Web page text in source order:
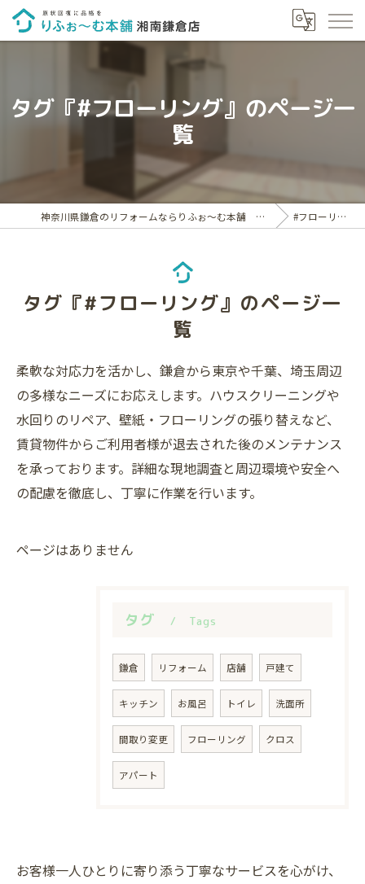
タグ『#フローリング』のページ一
覧
神奈川県鎌倉のリフォームならりふぉ～む本舗 湘南鎌倉店 #フローリング
タグ『#フローリング』のページ一
覧
柔軟な対応力を活かし、鎌倉から東京や千葉、埼玉周辺
の多様なニーズにお応えします。ハウスクリーニングや
水回りのリペア、壁紙・フローリングの張り替えなど、
賃貸物件からご利用者様が退去された後のメンテナンス
を承っております。詳細な現地調査と周辺環境や安全へ
の配慮を徹底し、丁寧に作業を行います。
ページはありません
タグ Tags
鎌倉 リフォーム 店舗 戸建て
キッチン お風呂 トイレ 洗面所
間取り変更 フローリング クロス
アパート
お客様一人ひとりに寄り添う丁寧なサービスを心がけ、